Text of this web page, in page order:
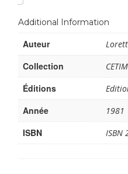
Additional Information
Auteur
Collection CETIM
Éditions
Année 1981
ISBN ISBN